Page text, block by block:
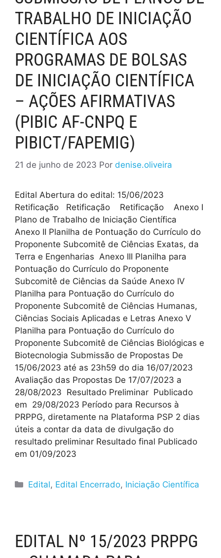
TRABALHO DE INICIAÇÃO
CIENTÍFICA AOS
PROGRAMAS DE BOLSAS
DE INICIAÇÃO CIENTÍFICA
– AÇÕES AFIRMATIVAS
(PIBIC AF-CNPQ E
PIBICT/FAPEMIG)
21 de junho de 2023 Por denise.oliveira
Edital Abertura do edital: 15/06/2023
Retificação Retificação Retificação Anexo I
Plano de Trabalho de Iniciação Científica
Anexo II Planilha de Pontuação do Currículo do
Proponente Subcomitê de Ciências Exatas, da
Terra e Engenharias Anexo III Planilha para
Pontuação do Currículo do Proponente
Subcomitê de Ciências da Saúde Anexo IV
Planilha para Pontuação do Currículo do
Proponente Subcomitê de Ciências Humanas,
Ciências Sociais Aplicadas e Letras Anexo V
Planilha para Pontuação do Currículo do
Proponente Subcomitê de Ciências Biológicas e
Biotecnologia Submissão de Propostas De
15/06/2023 até as 23h59 do dia 16/07/2023
Avaliação das Propostas De 17/07/2023 a
28/08/2023 Resultado Preliminar Publicado
em 29/08/2023 Período para Recursos à
PRPPG, diretamente na Plataforma PSP 2 dias
úteis a contar da data de divulgação do
resultado preliminar Resultado final Publicado
em 01/09/2023
Edital, Edital Encerrado, Iniciação Científica
EDITAL Nº 15/2023 PRPPG